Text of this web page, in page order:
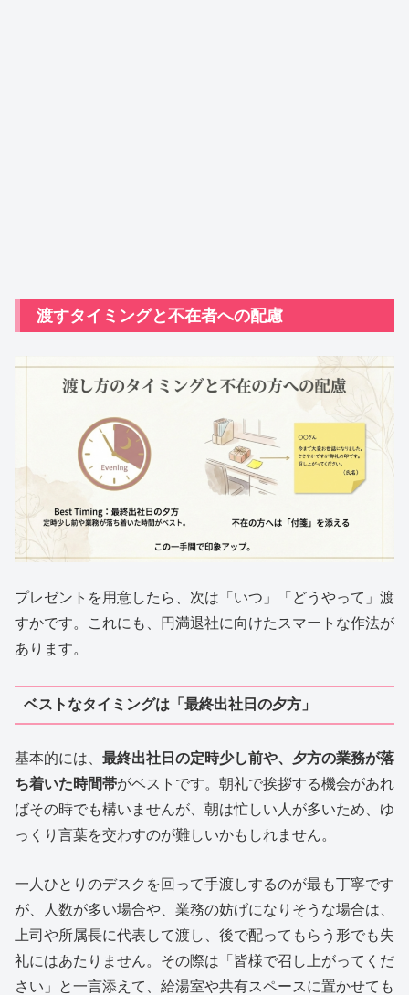
渡すタイミングと不在者への配慮
プレゼントを用意したら、次は「いつ」「どうやって」渡
すかです。これにも、円満退社に向けたスマートな作法が
あります。
ベストなタイミングは「最終出社日の夕方」
基本的には、 最終出社日の定時少し前や、夕方の業務が落
ち着いた時間帯がベストです。朝礼で挨拶する機会があれ
ばその時でも構いませんが、朝は忙しい人が多いため、ゆ
っくり言葉を交わすのが難しいかもしれません。
一人ひとりのデスクを回って手渡しするのが最も丁寧です
が、人数が多い場合や、業務の妨げになりそうな場合は、
上司や所属長に代表して渡し、後で配ってもらう形でも失
礼にはあたりません。その際は「皆様で召し上がってくだ
さい」と一言添えて、給湯室や共有スペースに置かせても